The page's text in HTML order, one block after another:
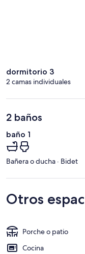
dormitorio 3
2 camas individuales
2 baños
baño 1
Bañera o ducha · Bidet
Otros
Porche o patio
Cocina